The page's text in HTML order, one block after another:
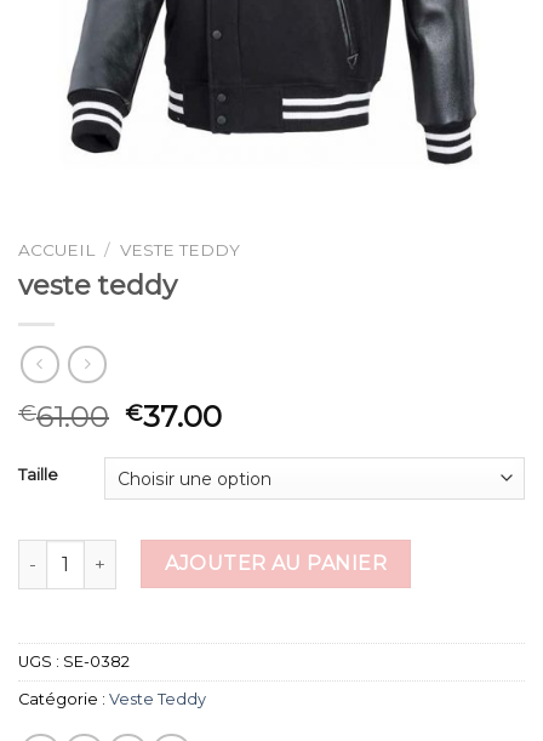
ACCUEIL / VESTE TEDDY
veste teddy
€61.00 €37.00
Taille
quantité de veste teddyAJOUTER AU PANIER
UGS : SE-0382
Catégorie : Veste Teddy